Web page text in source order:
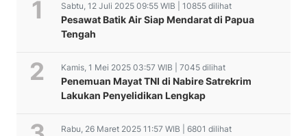
Sabtu, 12 Juli 2025 09:55 WIB | 10855 dilihat
Pesawat Batik Air Siap Mendarat di Papua
Tengah
Kamis, 1 Mei 2025 03:57 WIB | 7045 dilihat
Penemuan Mayat TNI di Nabire Satrekrim
Lakukan Penyelidikan Lengkap
Rabu, 26 Maret 2025 11:57 WIB | 6801 dilihat